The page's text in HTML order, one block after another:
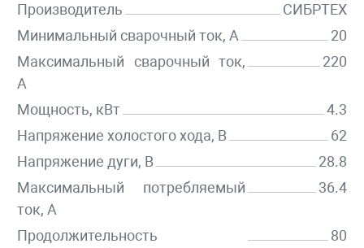
Производитель
СИБРТЕХ
Минимальный сварочный ток, А
20
Максимальный сварочный ток,
А
220
Мощность, кВт
4.3
Напряжение холостого хода, В
62
Напряжение дуги, В
28.8
Максимальный потребляемый
ток, А
36.4
Продолжительность
80